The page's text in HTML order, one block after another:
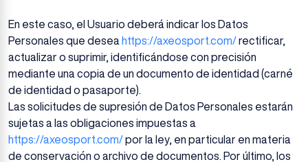
En este caso, el Usuario deberá indicar los Datos
Personales que desea https://axeosport.com/rectificar,
actualizar o suprimir, identificándose con precisión
mediante una copia de un documento de identidad (carné
de identidad o pasaporte).
Las solicitudes de supresión de Datos Personales estarán
sujetas a las obligaciones impuestas a
https://axeosport.com/por la ley, en particular en materia
de conservación o archivo de documentos. Por último, los